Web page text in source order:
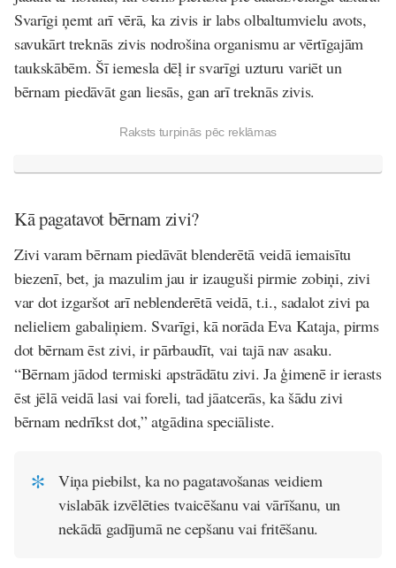
Svarīgi ņemt arī vērā, ka zivis ir labs olbaltumvielu avots,
savukārt treknās zivis nodrošina organismu ar vērtīgajām
taukskābēm. Šī iemesla dēļ ir svarīgi uzturu variēt un
bērnam piedāvāt gan liesās, gan arī treknās zivis.
Raksts turpinās pēc reklāmas
Kā pagatavot bērnam zivi?
Zivi varam bērnam piedāvāt blenderētā veidā iemaisītu
biezenī, bet, ja mazulim jau ir izauguši pirmie zobiņi, zivi
var dot izgaršot arī neblenderētā veidā, t.i., sadalot zivi pa
nelieliem gabaliņiem. Svarīgi, kā norāda Eva Kataja, pirms
dot bērnam ēst zivi, ir pārbaudīt, vai tajā nav asaku.
“Bērnam jādod termiski apstrādātu zivi. Ja ģimenē ir ierasts
ēst jēlā veidā lasi vai foreli, tad jāatcerās, ka šādu zivi
bērnam nedrīkst dot,” atgādina speciāliste.
Viņa piebilst, ka no pagatavošanas veidiem
vislabāk izvēlēties tvaicēšanu vai vārīšanu, un
nekādā gadījumā ne cepšanu vai fritēšanu.